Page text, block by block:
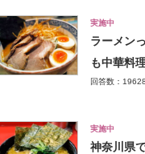
実施中
ラーメン
も中華料
回答数：19628
実施中
神奈川県